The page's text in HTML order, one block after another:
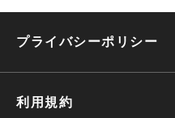
プライバシーポリシー
利用規約